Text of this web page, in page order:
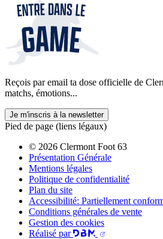
Reçois par email ta dose officielle de
matchs, émotions...
Je m'inscris à la newsletter
Pied de page (liens légaux)
© 2026 Clermont Foot 63
Présentation Générale
Mentions légales
Politique de confidentialité
Plan du site
Accessibilité: Partiellement
Conditions générales de vente
Gestion des cookies
Réalisé par